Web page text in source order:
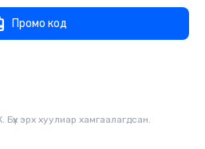
Промо код
эрх хуулиар хамгаалагдсан.